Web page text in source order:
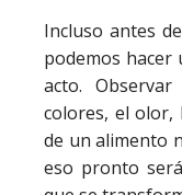
Incluso antes
podemos hacer
acto.
colores, el olor,
de un alimento
eso pronto